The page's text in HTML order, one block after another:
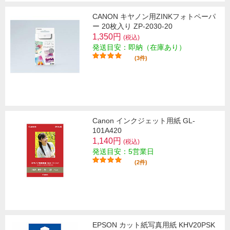
CANON キヤノン用ZINKフォトペーパ
ー 20枚入り ZP-2030-20
1,350円 (税込)
発送目安：即納（在庫あり）
(3件)
Canon インクジェット用紙 GL-
101A420
1,140円 (税込)
発送目安：5営業日
(2件)
EPSON カット紙写真用紙 KHV20PSK